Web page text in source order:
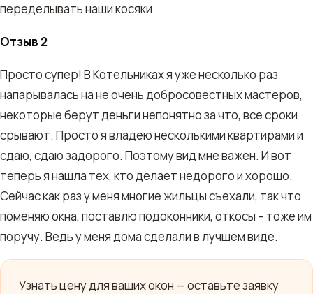
переделывать наши косяки.
Отзыв 2
Просто супер! В Котельниках я уже несколько раз
напарывалась на не очень добросовестных мастеров,
некоторые берут деньги непонятно за что, все сроки
срывают. Просто я владею несколькими квартирами и
сдаю, сдаю задорого. Поэтому вид мне важен. И вот
теперь я нашла тех, кто делает недорого и хорошо.
Сейчас как раз у меня многие жильцы съехали, так что
поменяю окна, поставлю подоконники, откосы – тоже им
поручу. Ведь у меня дома сделали в лучшем виде.
Узнать цену для ваших окон — оставьте заявку